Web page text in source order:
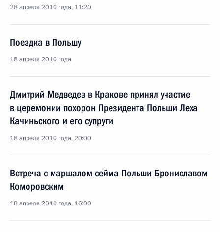
28 апреля 2010 года, 11:20
Поездка в Польшу
18 апреля 2010 года
Дмитрий Медведев в Кракове принял участие
в церемонии похорон Президента Польши Леха
Качиньского и его супруги
18 апреля 2010 года, 20:00
Встреча с маршалом сейма Польши Брониславом
Коморовским
18 апреля 2010 года, 16:00